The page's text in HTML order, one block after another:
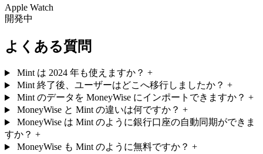
Apple Watch
開発中
よくある質問
Mint は 2024 年も使えますか？ +
Mint 終了後、ユーザーはどこへ移行しましたか？ +
Mint のデータを MoneyWise にインポートできますか？ +
MoneyWise と Mint の違いは何ですか？ +
MoneyWise は Mint のように銀行口座の自動同期ができま
すか？ +
MoneyWise も Mint のように無料ですか？ +